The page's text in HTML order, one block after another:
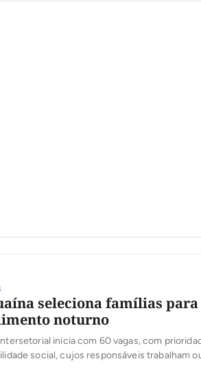
seleciona famílias para
noturno
inicia com 60 vagas, com
social, cujos responsáveis trabalham